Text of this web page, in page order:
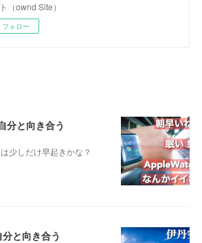
（ownd Site）
フォロー
分と向き合う
少しだけ早起きかな？
と向き合う